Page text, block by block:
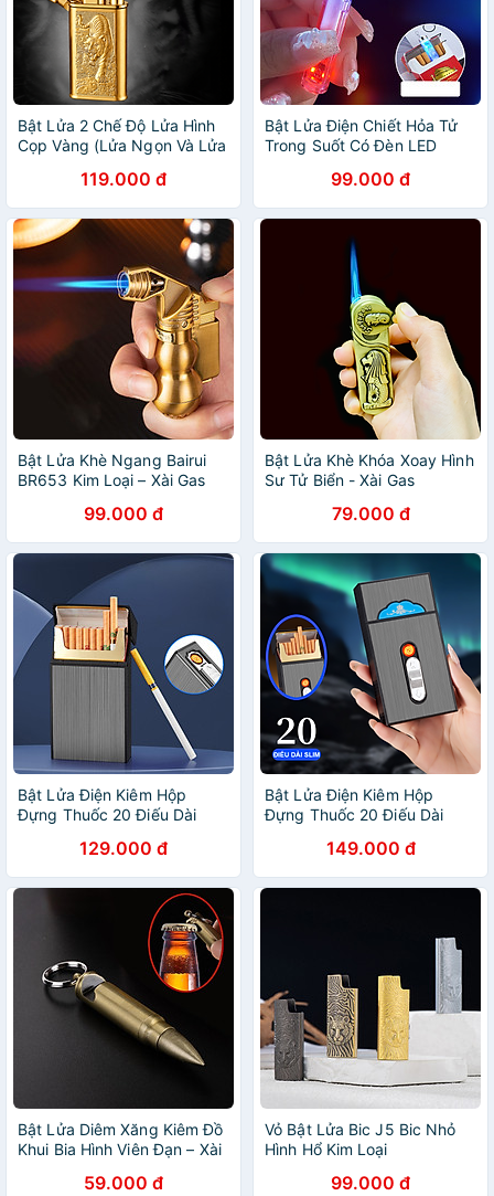
Bật Lửa 2 Chế Độ Lửa Hình
Cọp Vàng (Lửa Ngọn Và Lửa
119.000 đ
Bật Lửa Điện Chiết Hỏa Tử
Trong Suốt Có Đèn LED
99.000 đ
Bật Lửa Khè Ngang Bairui
BR653 Kim Loại – Xài Gas
99.000 đ
Bật Lửa Khè Khóa Xoay Hình
Sư Tử Biển - Xài Gas
79.000 đ
Bật Lửa Điện Kiêm Hộp
Đựng Thuốc 20 Điếu Dài
129.000 đ
Bật Lửa Điện Kiêm Hộp
Đựng Thuốc 20 Điếu Dài
149.000 đ
Bật Lửa Diêm Xăng Kiêm Đồ
Khui Bia Hình Viên Đạn – Xài
59.000 đ
Vỏ Bật Lửa Bic J5 Bic Nhỏ
Hình Hổ Kim Loại
99.000 đ